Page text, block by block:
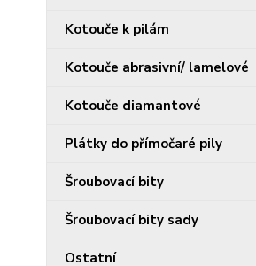
Kotouče k pilám
Kotouče abrasivní/ lamelové
Kotouče diamantové
Plátky do přímočaré pily
Šroubovací bity
Šroubovací bity sady
Ostatní